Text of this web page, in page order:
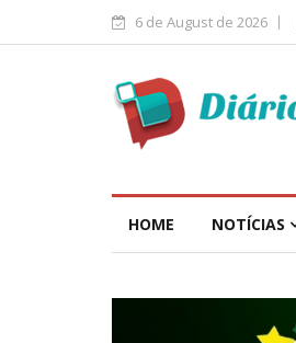
6 de August de 2026
HOME NOTÍCIAS